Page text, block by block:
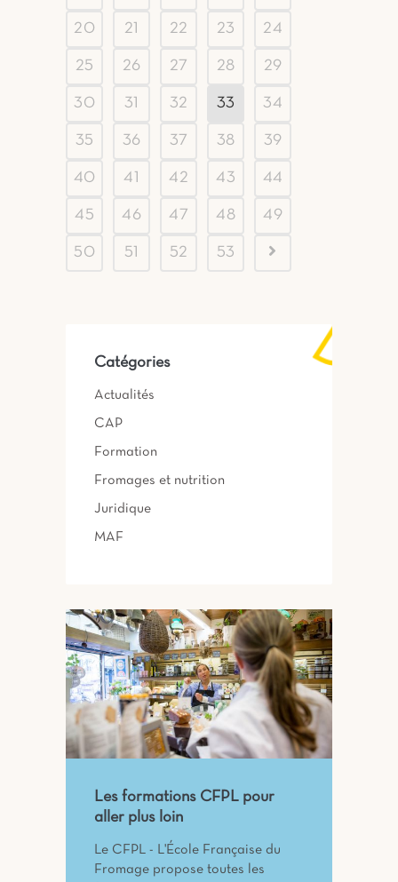
20 21 22 23 24
25 26 27 28 29
30 31 32 33 34
35 36 37 38 39
40 41 42 43 44
45 46 47 48 49
50 51 52 53
Catégories
Actualités
CAP
Formation
Fromages et nutrition
Juridique
MAF
Les formations CFPL pour
aller plus loin
Le CFPL - L'École Française du
Fromage propose toutes les